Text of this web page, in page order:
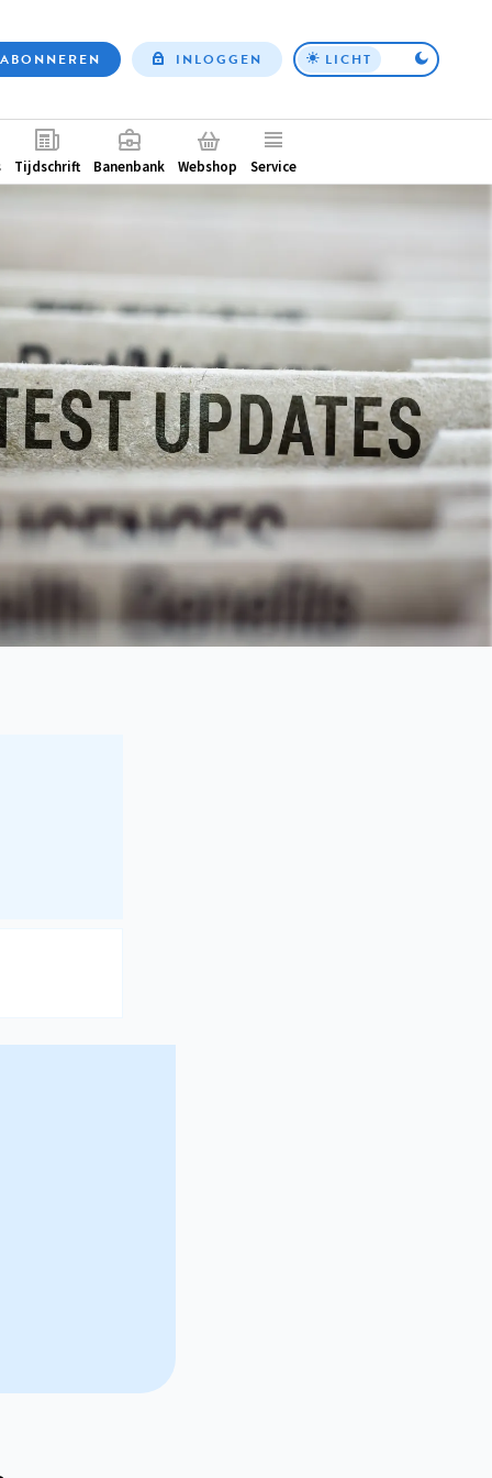
Top
ABONNEREN INLOGGEN LICHT
Tijdschrift Banenbank Webshop Service